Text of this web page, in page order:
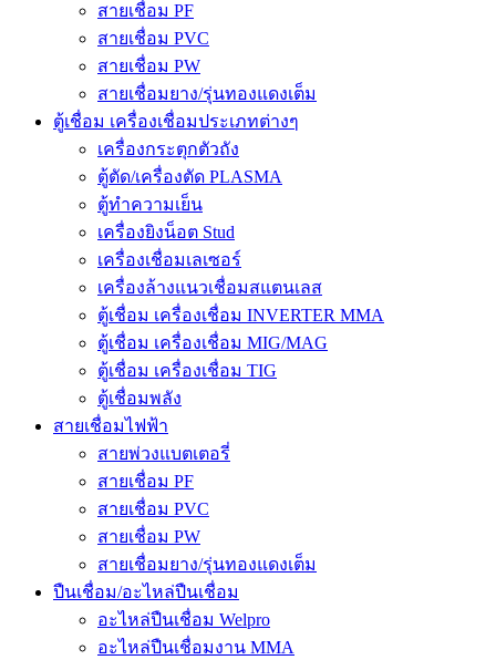
สายเชื่อม PF
สายเชื่อม PVC
สายเชื่อม PW
สายเชื่อมยาง/รุ่นทองแดงเต็ม
ตู้เชื่อม เครื่องเชื่อมประเภทต่างๆ
เครื่องกระตุกตัวถัง
ตู้ตัด/เครื่องตัด PLASMA
ตู้ทำความเย็น
เครื่องยิงน็อต Stud
เครื่องเชื่อมเลเซอร์
เครื่องล้างแนวเชื่อมสแตนเลส
ตู้เชื่อม เครื่องเชื่อม INVERTER MMA
ตู้เชื่อม เครื่องเชื่อม MIG/MAG
ตู้เชื่อม เครื่องเชื่อม TIG
ตู้เชื่อมพลัง
สายเชื่อมไฟฟ้า
สายพ่วงแบตเตอรี่
สายเชื่อม PF
สายเชื่อม PVC
สายเชื่อม PW
สายเชื่อมยาง/รุ่นทองแดงเต็ม
ปืนเชื่อม/อะไหล่ปืนเชื่อม
อะไหล่ปืนเชื่อม Welpro
อะไหล่ปืนเชื่อมงาน MMA